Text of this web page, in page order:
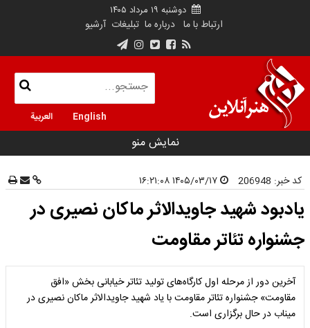
دوشنبه ۱۹ مرداد ۱۴۰۵
ارتباط با ما درباره ما تبلیغات آرشیو
English العربية
نمایش منو
کد خبر: 206948
یادبود شهید جاویدالاثر ماکان نصیری در
جشنواره تئاتر مقاومت
آخرین دور از مرحله اول کارگاه‌های تولید تئاتر خیابانی بخش «افق
مقاومت» جشنواره تئاتر مقاومت با یاد شهید جاویدالاثر ماکان نصیری در
میناب در حال برگزاری است.